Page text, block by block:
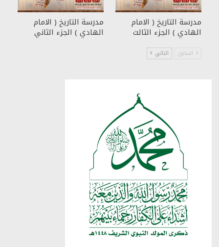
مدرسة التاريخ ( الامام
الهادي ) الجزء الثالث
مدرسة التاريخ ( الامام
الهادي ) الجزء الثاني
السابق التالي